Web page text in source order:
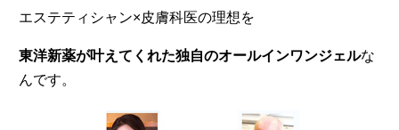
エステティシャン×皮膚科医の理想を
東洋新薬が叶えてくれた独自のオールインワンジェルな
んです。